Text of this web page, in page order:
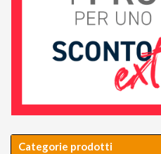
Categorie prodotti